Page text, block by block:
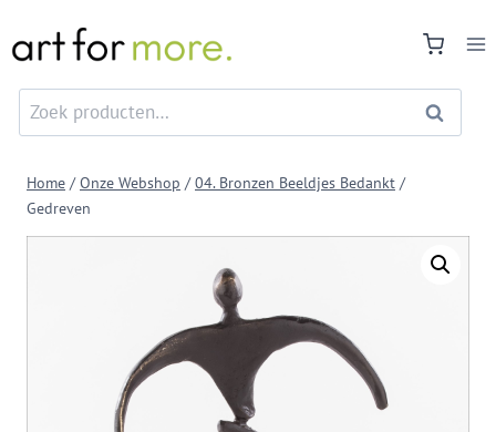
naar
Zoeken
naar:
Zoeken
Home / Onze Webshop / 04. Bronzen Beeldjes Bedankt /
Gedreven